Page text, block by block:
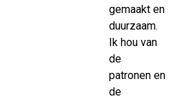
gemaakt en
duurzaam.
Ik hou van
de
patronen en
de